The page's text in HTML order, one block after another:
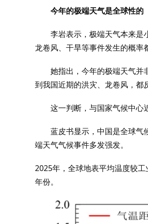
今年的极端天气是全球性的
李岩表示，极端天气本来是
龙卷风、干旱等事件发生的概率
她指出，今年的极端天气
到我国近期的洪灾、龙卷风，都
这一判断，与国家气候中心
蓝皮书显示，中国是全球气
端天气气候事件多发强发。
2025年，全球地表平均温度较
年份。